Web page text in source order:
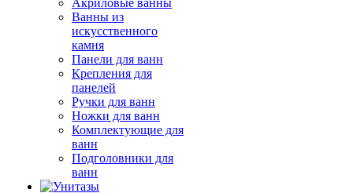
Акриловые ванны
Ванны из
искусственного
камня
Панели для ванн
Крепления для
панелей
Ручки для ванн
Ножки для ванн
Комплектующие для
ванн
Подголовники для
ванн